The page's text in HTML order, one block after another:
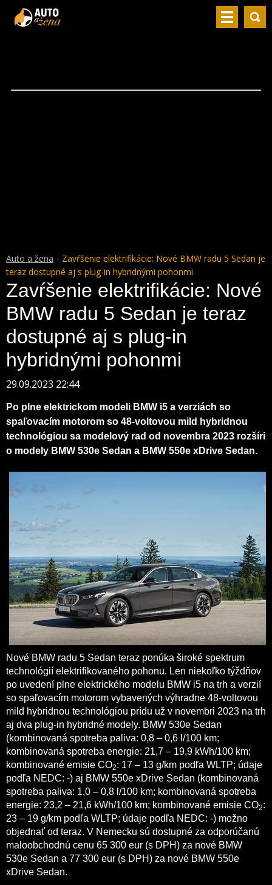
Auto a žena
Zavŕšenie elektrifikácie: Nové BMW radu 5 Sedan je
teraz dostupné aj s plug-in hybridnými pohonmi
Zavŕšenie elektrifikácie: Nové
BMW radu 5 Sedan je teraz
dostupné aj s plug-in
hybridnými pohonmi
29.09.2023 22:44
Po plne elektrickom modeli BMW i5 a verziách so
spaľovacím motorom so 48-voltovou mild hybridnou
technológiou sa modelový rad od novembra 2023 rozšíri
o modely BMW 530e Sedan a BMW 550e xDrive Sedan.
Nové BMW radu 5 Sedan teraz ponúka široké spektrum
technológií elektrifikovaného pohonu. Len niekoľko týždňov
po uvedení plne elektrického modelu BMW i5 na trh a verzií
so spaľovacím motorom vybavených výhradne 48-voltovou
mild hybridnou technológiou prídu už v novembri 2023 na trh
aj dva plug-in hybridné modely. BMW 530e Sedan
(kombinovaná spotreba paliva: 0,8 – 0,6 l/100 km;
kombinovaná spotreba energie: 21,7 – 19,9 kWh/100 km;
kombinované emisie CO2: 17 – 13 g/km podľa WLTP; údaje
podľa NEDC: -) aj BMW 550e xDrive Sedan (kombinovaná
spotreba paliva: 1,0 – 0,8 l/100 km; kombinovaná spotreba
energie: 23,2 – 21,6 kWh/100 km; kombinované emisie CO2:
23 – 19 g/km podľa WLTP; údaje podľa NEDC: -) možno
objednať od teraz. V Nemecku sú dostupné za odporúčanú
maloobchodnú cenu 65 300 eur (s DPH) za nové BMW
530e Sedan a 77 300 eur (s DPH) za nové BMW 550e
xDrive Sedan.